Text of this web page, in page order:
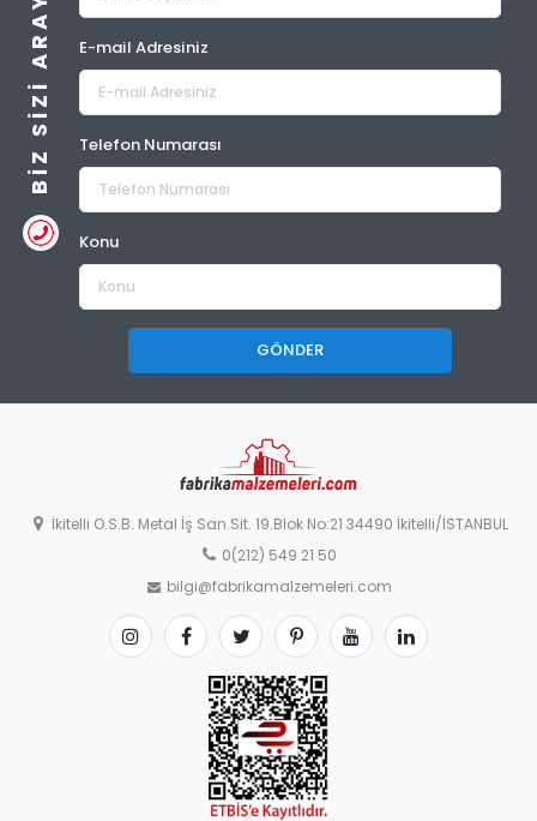
BIZ SIZI ARAYALIM E-mail Adresiniz
Telefon Numarası
Konu
GÖNDER
İkitelli O.S.B. Metal İş San.Sit. 19.Blok No:21 34490 İkitelli/İSTANBUL
0(212) 549 21 50
bilgi@fabrikamalzemeleri.com